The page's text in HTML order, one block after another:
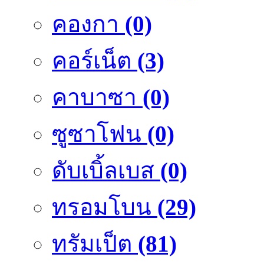
คองกา (0)
คอร์เน็ต (3)
คาบาซา (0)
ซูซาโฟน (0)
ดับเบิ้ลเบส (0)
ทรอมโบน (29)
ทรัมเป็ต (81)